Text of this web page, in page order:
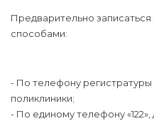
Предварительно
способами:
- По телефону регистратуры
поликлиники;
- По единому телефону «122»,